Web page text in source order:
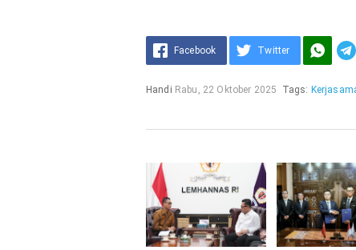
Facebook Twitter
Handi Rabu, 22 Oktober 2025 Tags: